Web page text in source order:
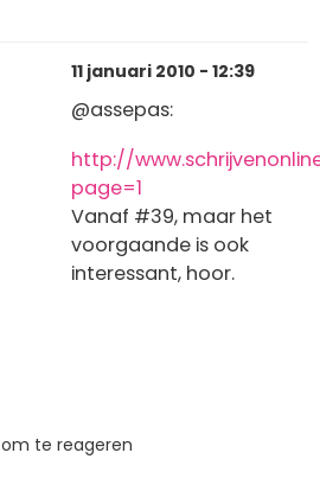
11 januari 2010 - 12:39
@assepas:
http://
page=1
Vanaf #39, maar het
voorgaande is ook
interessant, hoor.
om te reageren